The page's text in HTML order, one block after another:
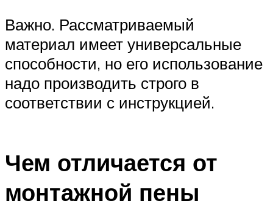
Важно. Рассматриваемый
материал имеет универсальные
способности, но его использование
надо производить строго в
соответствии с инструкцией.
Чем отличается от
монтажной пены